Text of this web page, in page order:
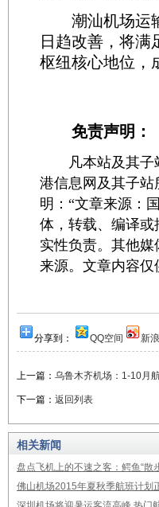
潮汕机场运输
日趋改善，将满
枢纽核心地位，
免责声明：
凡本站及其子站
港信息网及其子
明：“文章来源：
体，转载、编译
实性负责。其他
来源。文章内容仅
分享到： QQ空间 新
上一篇： 乌鲁木齐机场：1-10月
下一篇： 返回列表
相关新闻
盘点飞机上的不速之客：鳄鱼“散
佛山机场2015年夏秋季航班计划